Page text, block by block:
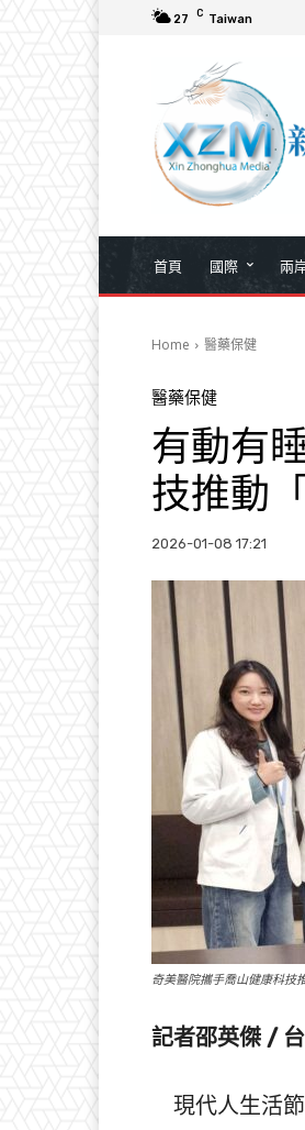
27 C Taiwan
首頁 國際 兩
Home 醫藥保健
醫藥保健
有動有
技推動
2026-01-08 17:21
奇美醫院攜手喬山健康科技
記者邵英傑 /
現代人生活